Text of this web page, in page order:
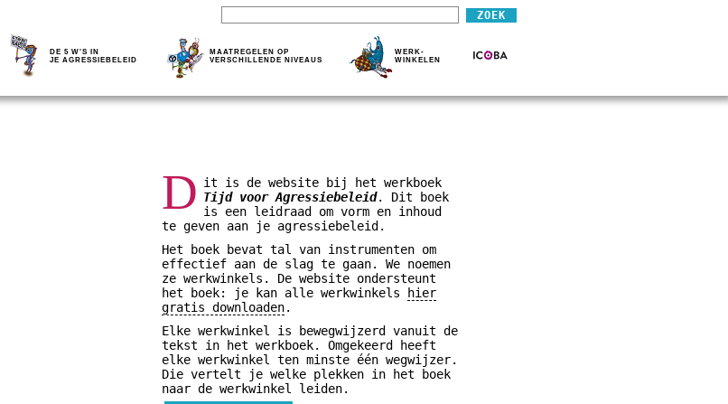
DE 5 W'S IN
JE AGRESSIEBELEID
MAATREGELEN OP
VERSCHILLENDE NIVEAUS
WERK-
WINKELEN
D it is de website bij het werkboek
Tijd voor Agressiebeleid. Dit boek
is een leidraad om vorm en inhoud
te geven aan je agressiebeleid.
Het boek bevat tal van instrumenten om
effectief aan de slag te gaan. We noemen
ze werkwinkels. De website ondersteunt
het boek: je kan alle werkwinkels
hier
gratis downloaden.
Elke werkwinkel is bewegwijzerd vanuit de
tekst in het werkboek. Omgekeerd heeft
elke werkwinkel ten minste één wegwijzer.
Die vertelt je welke plekken in het boek
naar de werkwinkel leiden.